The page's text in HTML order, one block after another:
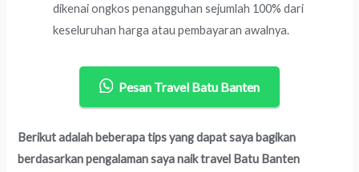
dikenai ongkos penangguhan sejumlah 100% dari
keseluruhan harga atau pembayaran awalnya.
Pesan Travel Batu Banten
Berikut adalah beberapa tips yang dapat saya bagikan
berdasarkan pengalaman saya naik travel Batu Banten